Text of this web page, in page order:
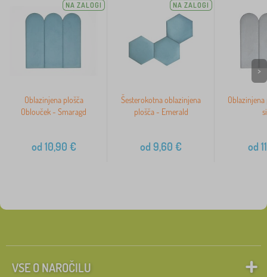
NA ZALOGI
Oblazinjena plošča
Oblouček - Smaragd
od 10,90 €
NA ZALOGI
Šesterokotna oblazinjena
plošča - Emerald
od 9,60 € od
>
VSE O NAROČILU